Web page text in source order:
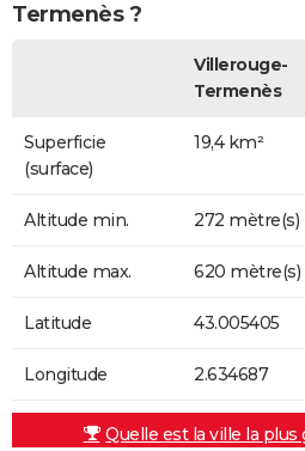
Termenès ?
Villerouge-
Termenès
Superficie
(surface)
19,4 km²
Altitude min. 272 mètre(s)
Altitude max. 620 mètre(s)
Latitude 43.005405
Longitude 2.634687
Quelle est la ville la plus